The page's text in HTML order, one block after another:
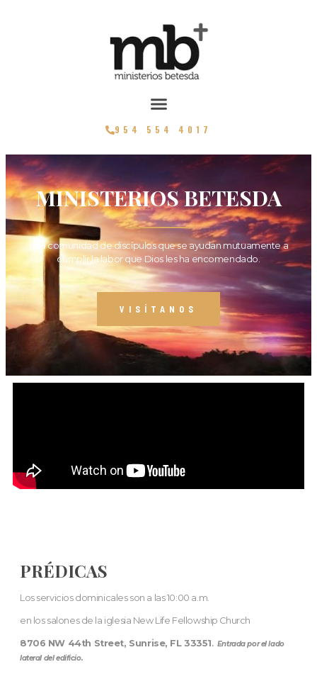
954 554 4017
MINISTERIOS BETESDA
Una comunidad de discípulos que se ayudan mutuamente a
cumplir la labor que Dios les ha encomendado.
VISÍTANOS
PRÉDICAS
Los servicios dominicales son a las 10:00 a.m.
en los salones de la iglesia New Life Fellowship Church
8706 NW 44th Street, Sunrise, FL 33351. Entrada por el lado
lateral del edificio.